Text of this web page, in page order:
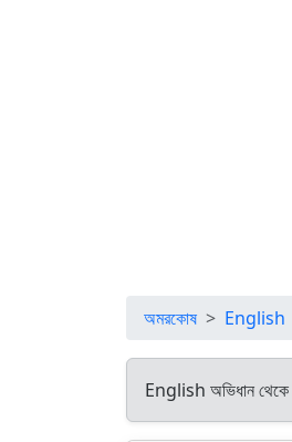
অমরকোষ English
English অভিধান থেকে